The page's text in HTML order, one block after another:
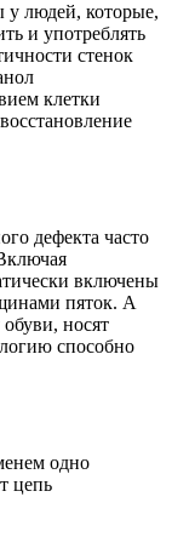
у людей, которые,
и употреблять
стенок
клетки
дефекта часто
включены
пяток. А
носят
способно
одно
цепь